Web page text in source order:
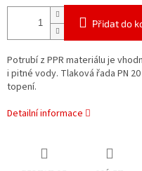
Přidat do
Potrubí z PPR materiálu je
i pitné vody. Tlaková řada PN
topení.
Detailní informace